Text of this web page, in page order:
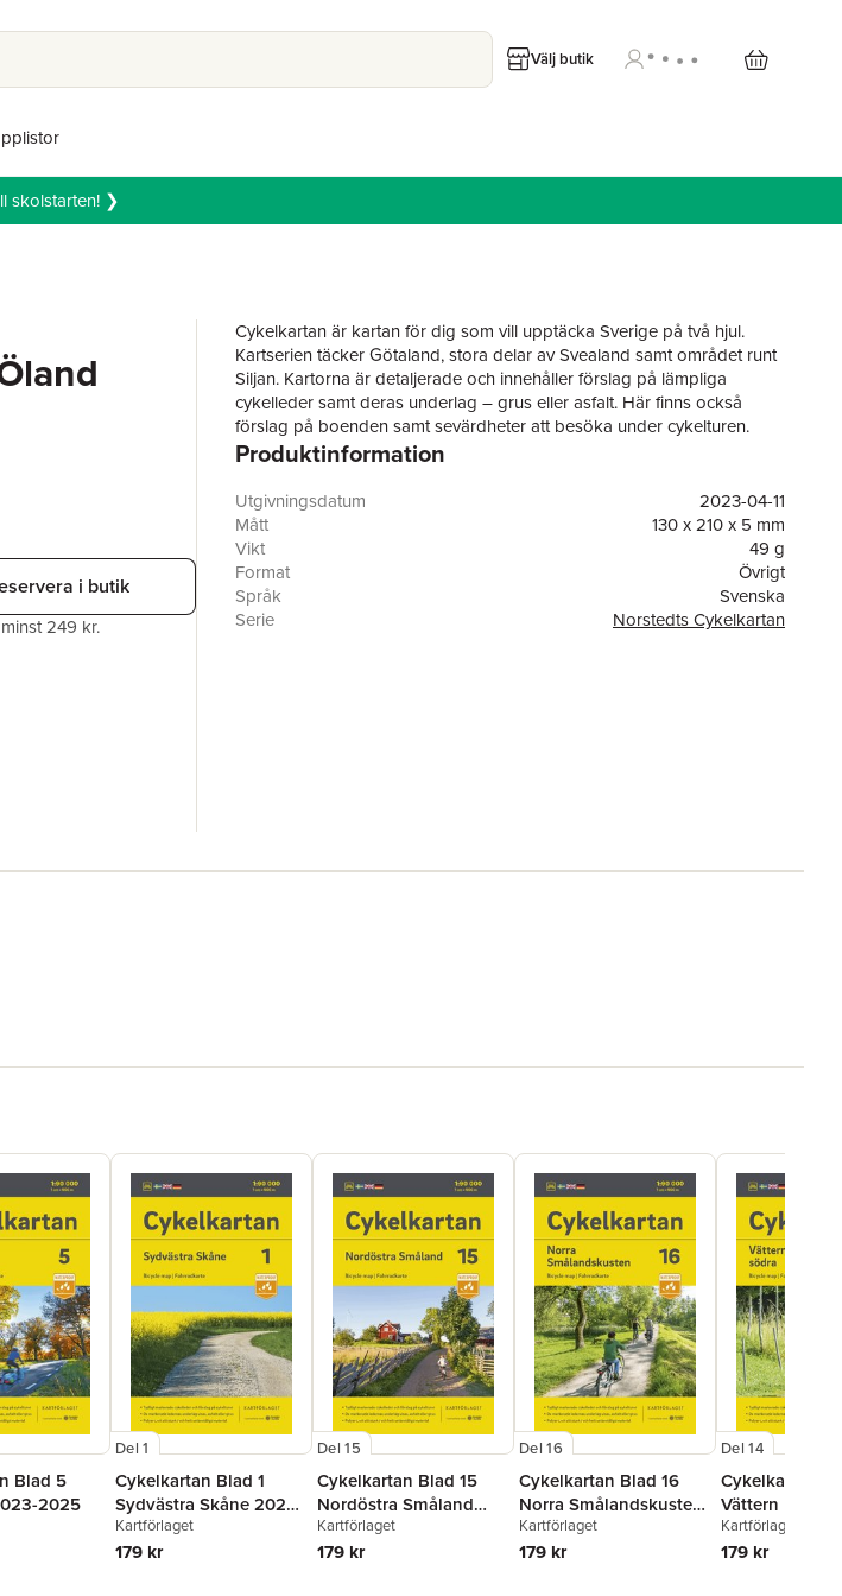
Välj butik
skolstarten! ❯
i butik
249 kr.
Cykelkartan är kartan för dig som vill upptäcka Sverige på två hjul.
Kartserien täcker Götaland, stora delar av Svealand samt området runt
Siljan. Kartorna är detaljerade och innehåller förslag på lämpliga
cykelleder samt deras underlag – grus eller asfalt. Här finns också
förslag på boenden samt sevärdheter att besöka under cykelturen.
Produktinformation
Utgivningsdatum
2023-04-11
Mått
130 x 210 x 5 mm
Vikt
49 g
Format
Övrigt
Språk
Svenska
Serie
Norstedts Cykelkartan
Blad 5
2025
Del 1
Cykelkartan Blad 1
Sydvästra Skåne 2023-
2025
Kartförlaget
179 kr
Del 15
Cykelkartan Blad 15
Nordöstra Småland
2023-2025
Kartförlaget
179 kr
Del 16
Cykelkartan Blad 16
Norra Smålandskusten
2023-2025
Kartförlaget
179 kr
Del 14
Cykelkartan
Vättern runt,
delen 2023-
Kartförlaget
179 kr